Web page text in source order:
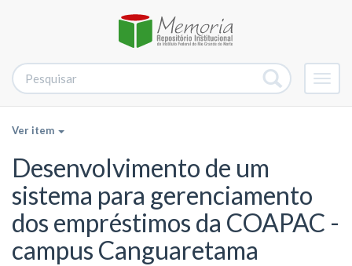
Ver item
Desenvolvimento de um
sistema para gerenciamento
dos empréstimos da COAPAC -
campus Canguaretama